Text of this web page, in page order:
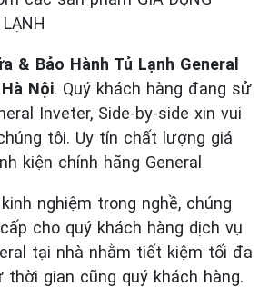
& Bảo Hành Tủ Lạnh General
Nội. Quý khách hàng đang sử
Inveter, Side-by-side xin vui
tôi. Uy tín chất lượng giá
kiện chính hãng General
nghiệm trong nghề, chúng
cho quý khách hàng dịch vụ
tại nhà nhằm tiết kiệm tối đa
thời gian cũng quý khách hàng.